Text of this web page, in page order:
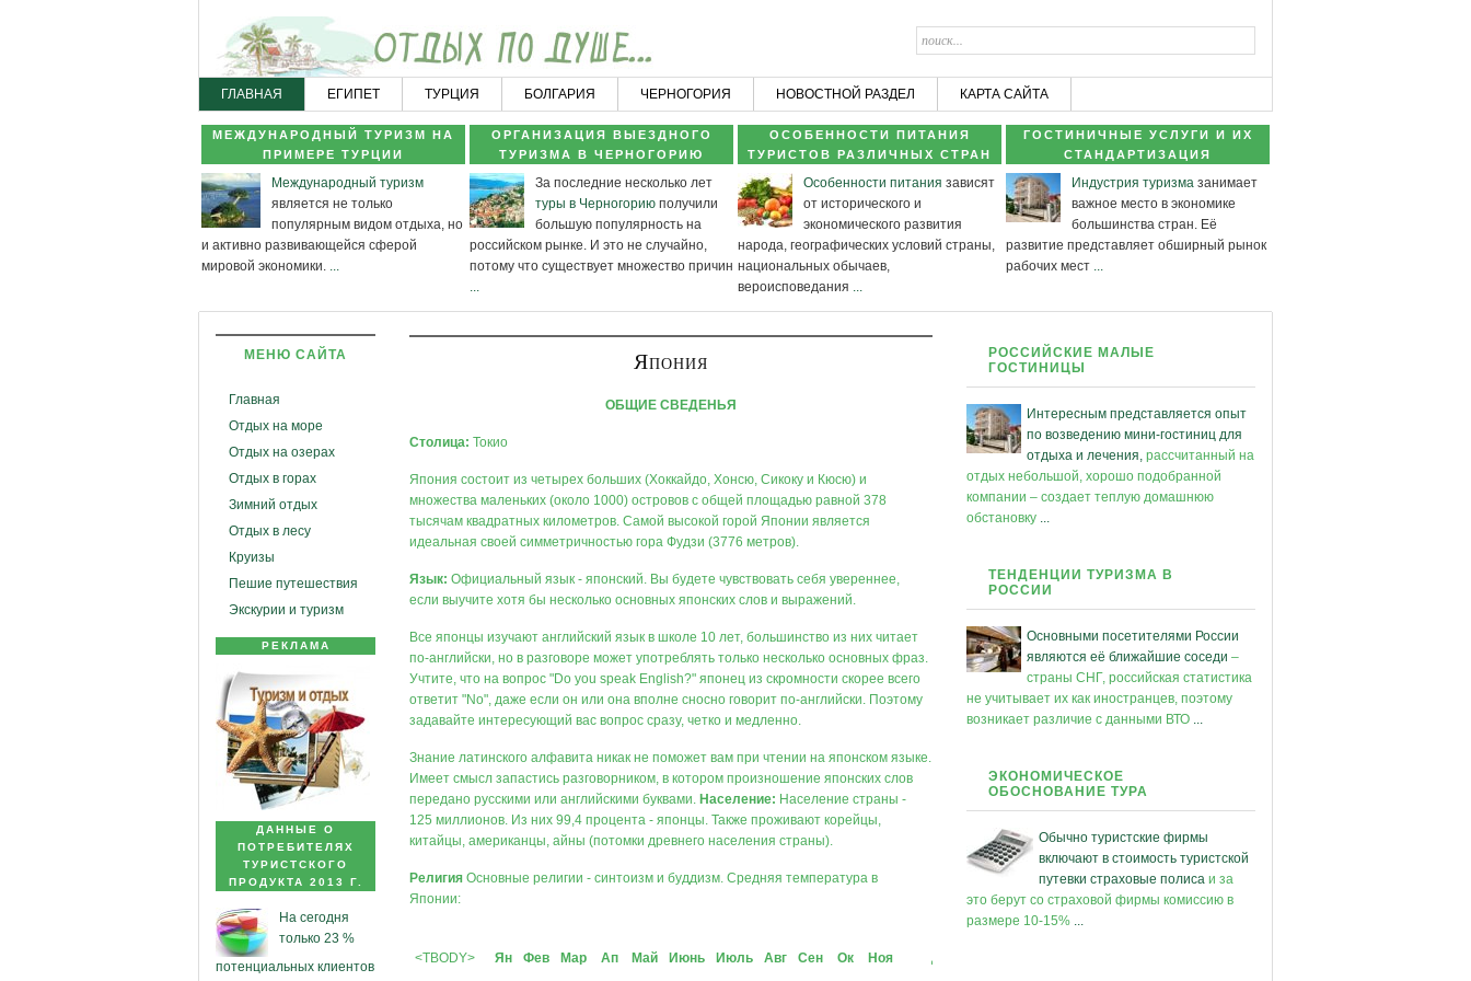
ГЛАВНАЯ ЕГИПЕТ ТУРЦИЯ БОЛГАРИЯ ЧЕРНОГОРИЯ НОВОСТНОЙ РАЗДЕЛ КАРТА САЙТА
МЕЖДУНАРОДНЫЙ ТУРИЗМ НА
ПРИМЕРЕ ТУРЦИИ
Международный туризм
является не только
популярным видом отдыха, но
и активно развивающейся сферой
мировой экономики. ...
ОРГАНИЗАЦИЯ ВЫЕЗДНОГО
ТУРИЗМА В ЧЕРНОГОРИЮ
За последние несколько лет
туры в Черногорию получили
большую популярность на
российском рынке. И это не случайно,
потому что существует множество причин
...
ОСОБЕННОСТИ ПИТАНИЯ
ТУРИСТОВ РАЗЛИЧНЫХ СТРАН
Особенности питания зависят
от исторического и
экономического развития
народа, географических условий страны,
национальных обычаев,
вероисповедания ...
ГОСТИНИЧНЫЕ УСЛУГИ И ИХ
СТАНДАРТИЗАЦИЯ
Индустрия туризма занимает
важное место в экономике
большинства стран. Её
развитие представляет обширный рынок
рабочих мест ...
Япония
ОБЩИЕ СВЕДЕНЬЯ
Столица: Токио
Япония состоит из четырех больших (Хоккайдо, Хонсю, Сикоку и Кюсю) и
множества маленьких (около 1000) островов с общей площадью равной 378
тысячам квадратных километров. Самой высокой горой Японии является
идеальная своей симметричностью гора Фудзи (3776 метров).
Язык: Официальный язык - японский. Вы будете чувствовать себя увереннее,
если выучите хотя бы несколько основных японских слов и выражений.
Все японцы изучают английский язык в школе 10 лет, большинство из них читает
по-английски, но в разговоре может употреблять только несколько основных фраз.
Учтите, что на вопрос "Do you speak English?" японец из скромности скорее всего
ответит "No", даже если он или она вполне сносно говорит по-английски. Поэтому
задавайте интересующий вас вопрос сразу, четко и медленно.
Знание латинского алфавита никак не поможет вам при чтении на японском языке.
Имеет смысл запастись разговорником, в котором произношение японских слов
передано русскими или английскими буквами. Население: Население страны -
125 миллионов. Из них 99,4 процента - японцы. Также проживают корейцы,
китайцы, американцы, айны (потомки древнего населения страны).
Религия Основные религии - синтоизм и буддизм. Средняя температура в
Японии:
<TBODY> Ян Фев Мар Ап Май Июнь Июль Авг Сен Ок Ноя Дек
МЕНЮ САЙТА
Главная
Отдых на море
Отдых на озерах
Отдых в горах
Зимний отдых
Отдых в лесу
Круизы
Пешие путешествия
Экскурии и туризм
РЕКЛАМА
ДАННЫЕ О
ПОТРЕБИТЕЛЯХ
ТУРИСТСКОГО
ПРОДУКТА 2013 Г.
На сегодня
только 23 %
потенциальных клиентов
РОССИЙСКИЕ МАЛЫЕ
ГОСТИНИЦЫ
Интересным представляется опыт
по возведению мини-гостиниц для
отдыха и лечения, рассчитанный на
отдых небольшой, хорошо подобранной
компании – создает теплую домашнюю
обстановку ...
ТЕНДЕНЦИИ ТУРИЗМА В
РОССИИ
Основными посетителями России
являются её ближайшие соседи –
страны СНГ, российская статистика
не учитывает их как иностранцев, поэтому
возникает различие с данными ВТО ...
ЭКОНОМИЧЕСКОЕ
ОБОСНОВАНИЕ ТУРА
Обычно туристские фирмы
включают в стоимость туристской
путевки страховые полиса и за
это берут со страховой фирмы комиссию в
размере 10-15% ...